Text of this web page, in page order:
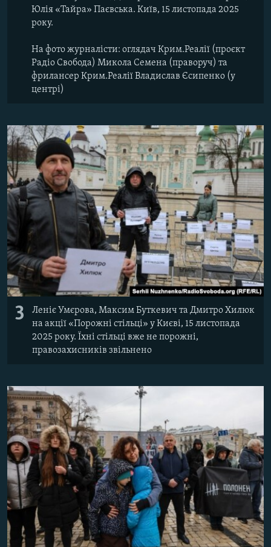
Юлія «Тайра» Паєвська. Київ, 15 листопада 2025
року.
На фото журналісти: оглядач Крим.Реалії (проєкт
Радіо Свобода) Микола Семена (праворуч) та
фрилансер Крим.Реалії Владислав Єсипенко (у
центрі)
3
Леніє Умєрова, Максим Буткевич та Дмитро Хилюк
на акції «Порожні стільці» у Києві, 15 листопада
2025 року. Їхні стільці вже не порожні,
правозахисників звільнено